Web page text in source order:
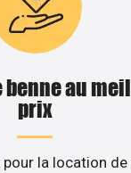
benne au
prix
la location de